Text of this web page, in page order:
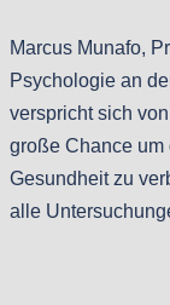
Marcus Munafo,
Psychologie an
verspricht sich
große Chance um
Gesundheit zu
alle